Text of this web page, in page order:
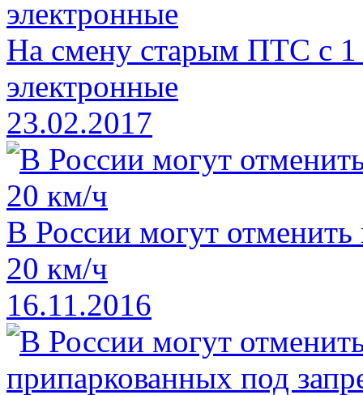
На смену старым ПТС с 1
электронные
23.02.2017
В России могут
20 км/ч
16.11.2016